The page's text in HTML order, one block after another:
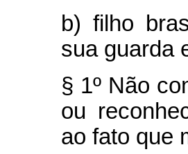
b) filho
sua guarda
§ 1º Não
ou
ao fato que